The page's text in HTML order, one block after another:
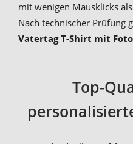
mit wenigen Mausklicks
Nach technischer Prüfung
Vatertag T-Shirt mit Foto
Top-